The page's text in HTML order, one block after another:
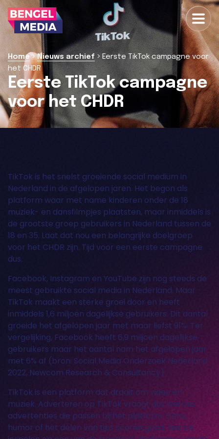
Home>Nieuws archief>Eerste TikTok campagne voor
het CHDR
Eerste TikTok campagne
voor het CHDR
TikTok is het snelst groeiende social medium in
Nederland in de afgelopen jaren. Het begon als
platform waar met name kinderen onder de 18
muziek- en dansfilmpjes plaatsten, maar inmiddels is
de grootste groep gebruikers in Nederland tussen de
18 en 35. Laat dat nou een belangrijke doelgroep
voor het CHDR zijn. Tijd voor een eerste campagne
dus.
Facebook, Instagram en YouTube zijn nog steeds de
meest gebruikte social media in Nederland. Maar
TikTok maakt een sterke groei door en heeft
inmiddels 1,6 miljoen dagelijkse gebruikers. Dit aantal
groeide het afgelopen jaar met maar liefst 91%. Ter
vergelijking, Facebook heeft 6,9 miljoen dagelijkse
gebruikers maar het aantal nam het afgelopen jaar
met 6% af (bron: Social Media Onderzoek Nederland
2022, Newcom Research & Consultancy).
TikTok is een platform dat draait om video en
muziek. Adverteren op TikTok vraagt dus wel om
advertenties die passen bij het platform. Dans,
humor of het delen van tips scoren goed. Net als